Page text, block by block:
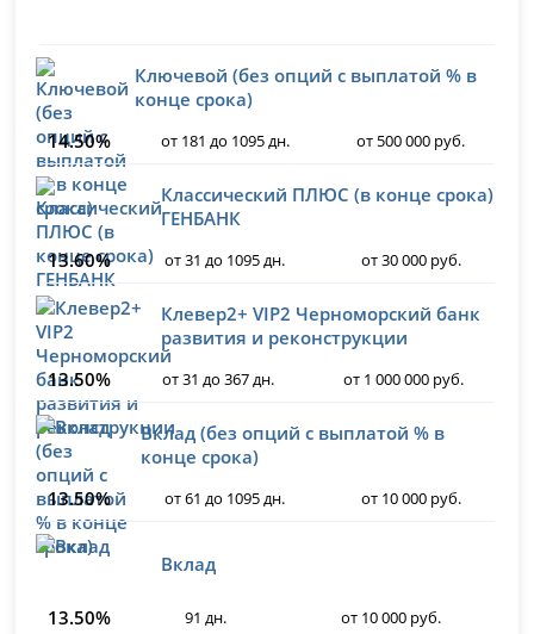
Ключевой (без опций с выплатой % в
конце срока)
14.50%
от 181 до 1095 дн. от 500 000 руб.
Классический ПЛЮС (в конце срока)
ГЕНБАНК
13.60%
от 31 до 1095 дн. от 30 000 руб.
Клевер2+ VIP2 Черноморский банк
развития и реконструкции
13.50%
от 31 до 367 дн. от 1 000 000 руб.
Вклад (без опций с выплатой % в
конце срока)
13.50%
от 61 до 1095 дн. от 10 000 руб.
Вклад
13.50% 91 дн. от 10 000 руб.